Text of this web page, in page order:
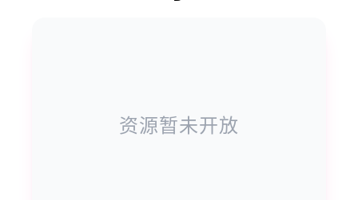
资源暂未开放